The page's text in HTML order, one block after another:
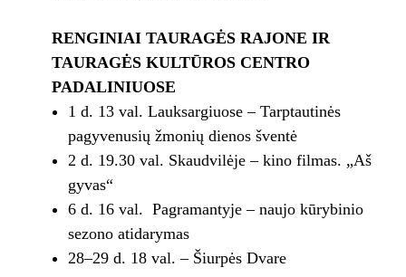
RENGINIAI TAURAGĖS RAJONE IR
TAURAGĖS KULTŪROS CENTRO
PADALINIUOSE
1 d. 13 val. Lauksargiuose – Tarptautinės
pagyvenusių žmonių dienos šventė
2 d. 19.30 val. Skaudvilėje – kino filmas. „Aš
gyvas“
6 d. 16 val. Pagramantyje – naujo kūrybinio
sezono atidarymas
28–29 d. 18 val. – Šiurpės Dvare